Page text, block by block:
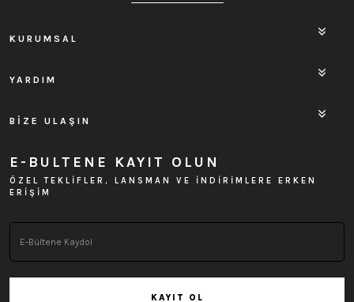
KURUMSAL
YARDIM
BİZE ULAŞIN
E-BULTENE KAYIT OLUN
ÖZEL TEKLİFLER, LANSMAN VE İNDİRİMLERE ERKEN
ERİŞİM
KAYIT OL